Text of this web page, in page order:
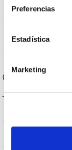
Preferencias
Estadística
Marketing
Temperatura
CRI Índice
Carcaça e